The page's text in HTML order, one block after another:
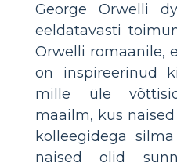
George Orwelli
eeldatavasti
Orwelli romaanile,
on inspireerinud
mille üle
maailm, kus
kolleegidega
naised olid